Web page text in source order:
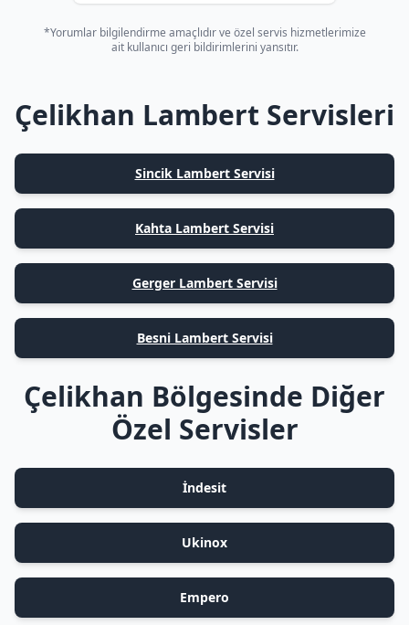
*Yorumlar bilgilendirme amaçlıdır ve özel servis hizmetlerimize
ait kullanıcı geri bildirimlerini yansıtır.
Çelikhan Lambert Servisleri
Sincik Lambert Servisi
Kahta Lambert Servisi
Gerger Lambert Servisi
Besni Lambert Servisi
Çelikhan Bölgesinde Diğer
Özel Servisler
İndesit
Ukinox
Empero